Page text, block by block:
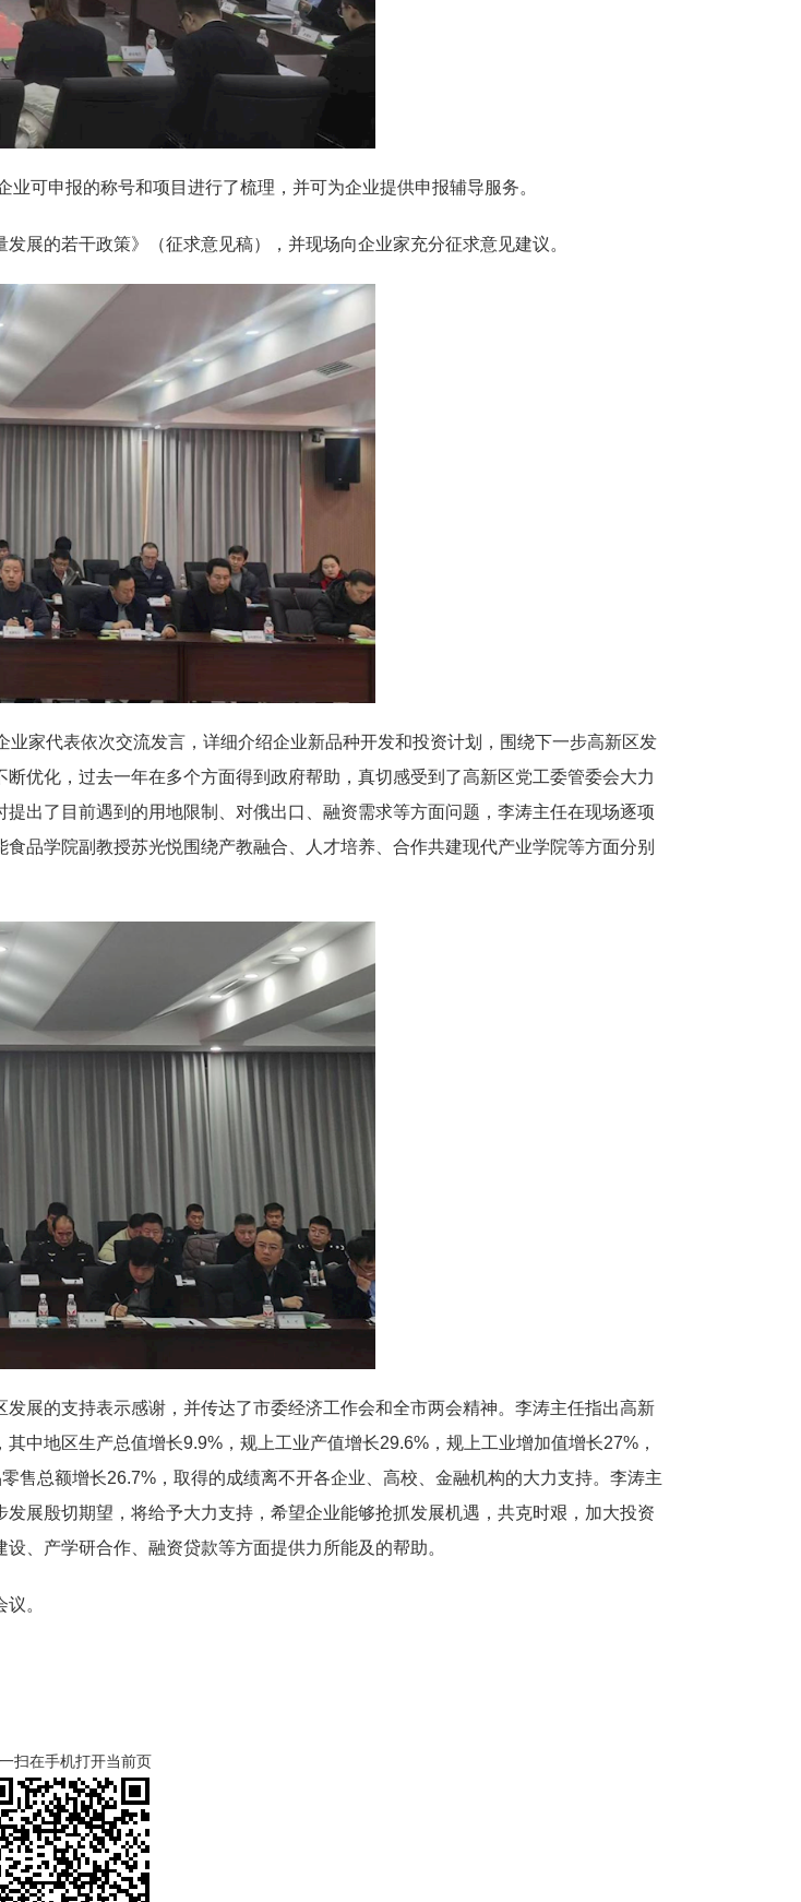
可申报的称号和项目进行了梳理，并可为企业提供申报辅导服务。
展的若干政策》（征求意见稿），并现场向企业家充分征求意见建议。
家代表依次交流发言，详细介绍企业新品种开发和投资计划，围绕下一步高新区发
优化，过去一年在多个方面得到政府帮助，真切感受到了高新区党工委管委会大力
出了目前遇到的用地限制、对俄出口、融资需求等方面问题，李涛主任在现场逐项
品学院副教授苏光悦围绕产教融合、人才培养、合作共建现代产业学院等方面分别
展的支持表示感谢，并传达了市委经济工作会和全市两会精神。李涛主任指出高新
中地区生产总值增长9.9%，规上工业产值增长29.6%，规上工业增加值增长27%，
售总额增长26.7%，取得的成绩离不开各企业、高校、金融机构的大力支持。李涛主
展殷切期望，将给予大力支持，希望企业能够抢抓发展机遇，共克时艰，加大投资
、产学研合作、融资贷款等方面提供力所能及的帮助。
。
扫在手机打开当前页